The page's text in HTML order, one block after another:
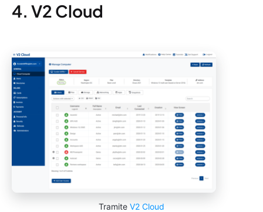
4. V2 Cloud
Tramite V2 Cloud